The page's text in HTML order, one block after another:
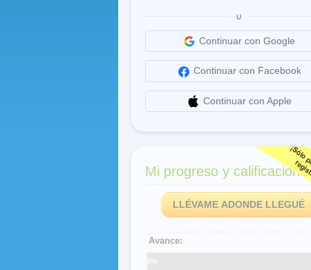
U
Continuar con Google
Continuar con Facebook
Continuar con Apple
Mi progreso y
LLÉVAME ADONDE LLEGUÉ
Avance:
0%